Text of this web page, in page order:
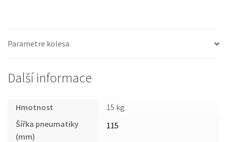
Parametre kolesa
Další informace
Hmotnost
15 kg
Šířka pneumatiky
(mm)
115